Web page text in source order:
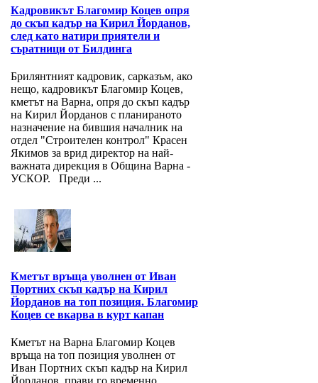
Кадровикът Благомир Коцев опря
до скъп кадър на Кирил Йорданов,
след като натири приятели и
съратници от Билдинга
Брилянтният кадровик, сарказъм, ако
нещо, кадровикът Благомир Коцев,
кметът на Варна, опря до скъп кадър
на Кирил Йорданов с планираното
назначение на бившия началник на
отдел "Строителен контрол" Красен
Якимов за врид директор на най-
важната дирекция в Община Варна -
УСКОР. Преди ...
Кметът връща уволнен от Иван
Портних скъп кадър на Кирил
Йорданов на топ позиция. Благомир
Коцев се вкарва в курт капан
Кметът на Варна Благомир Коцев
връща на топ позиция уволнен от
Иван Портних скъп кадър на Кирил